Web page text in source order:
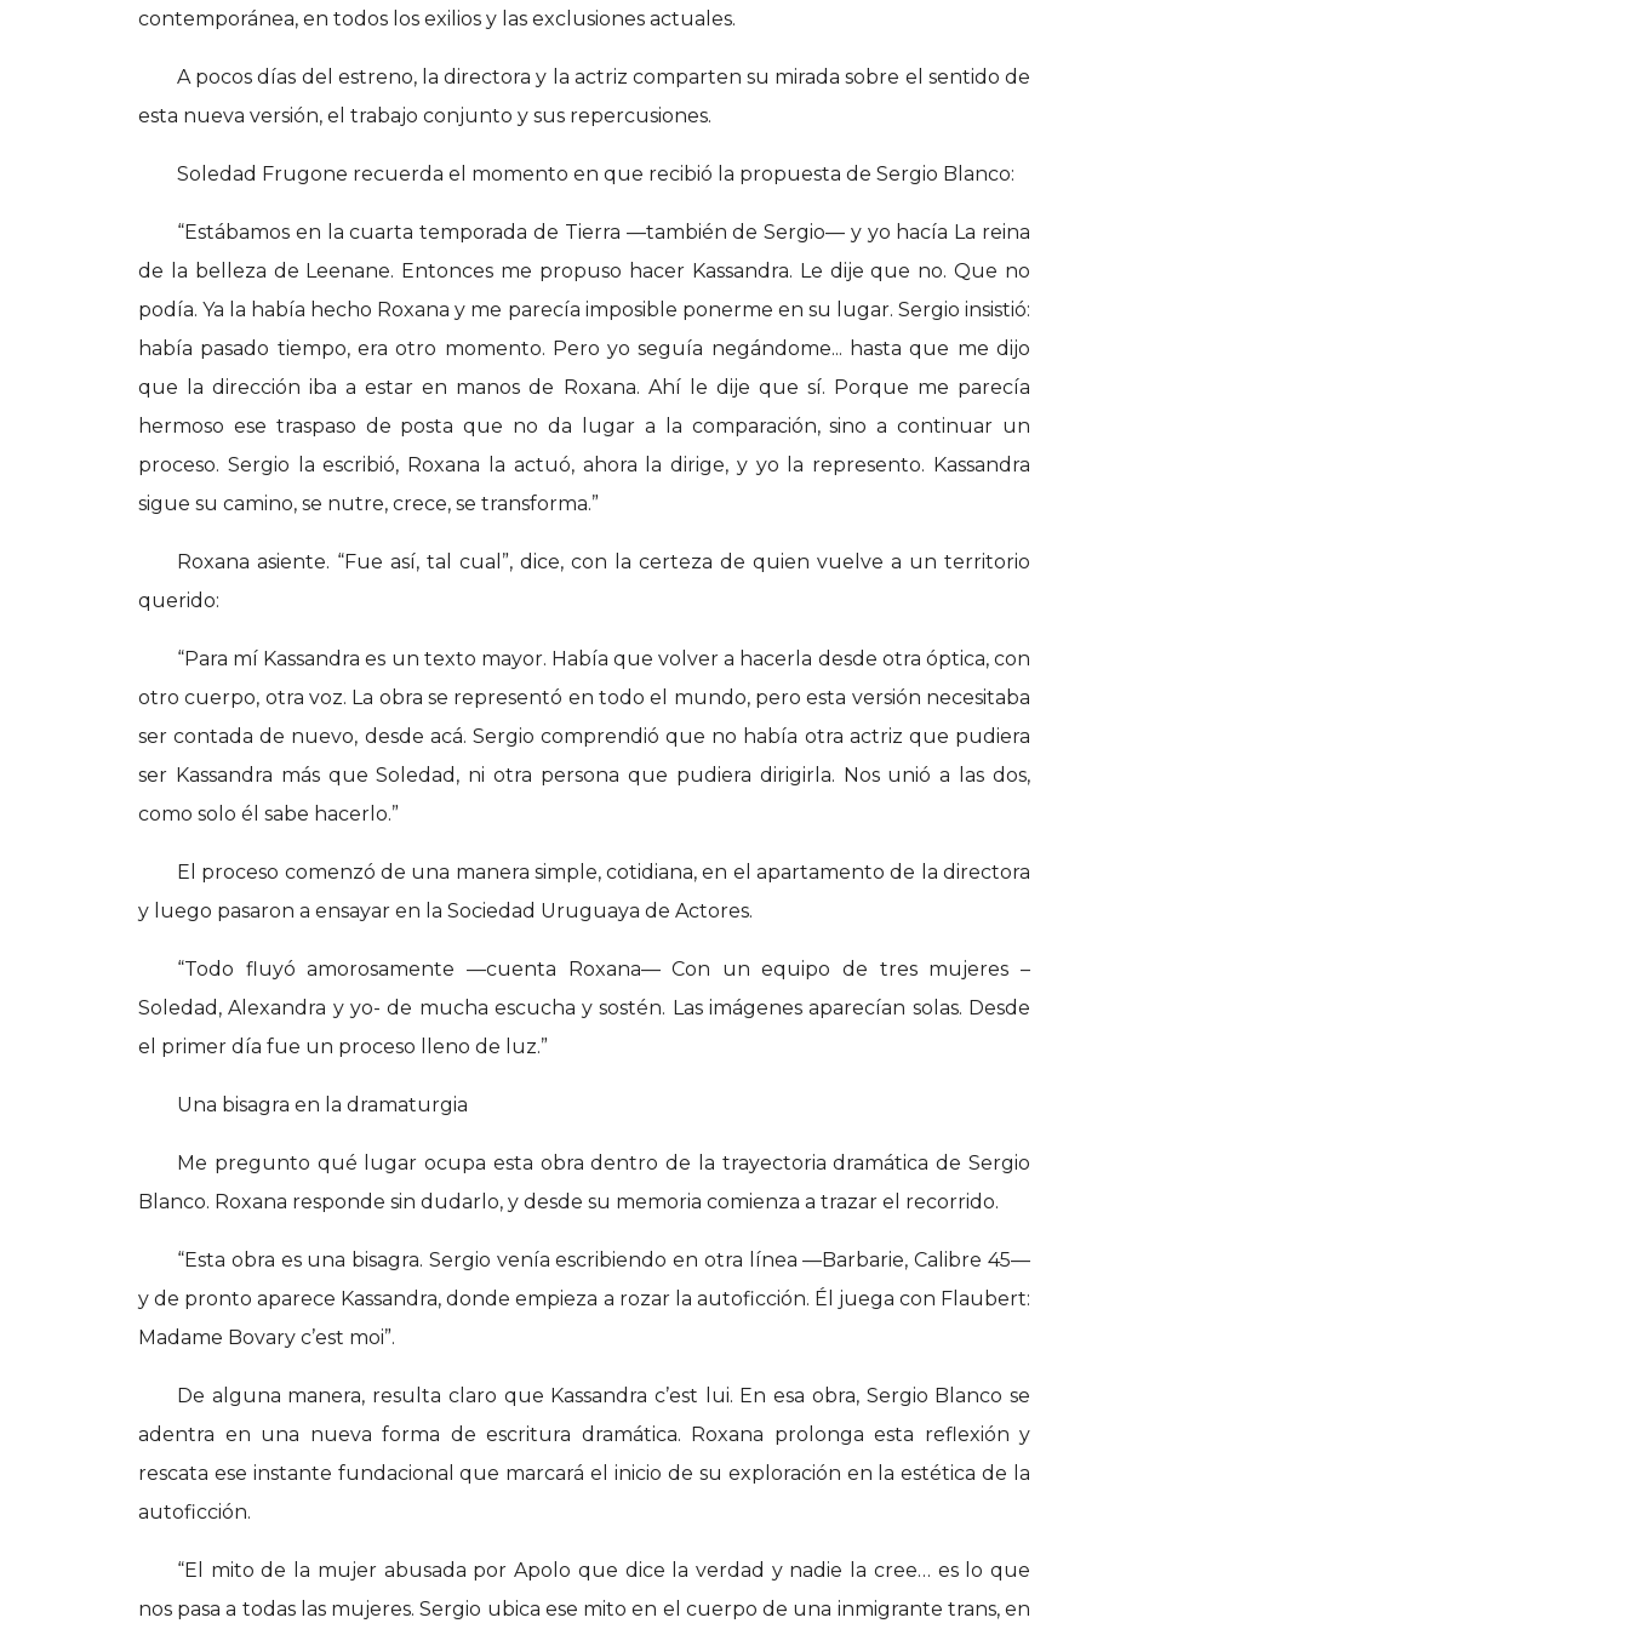
contemporánea, en todos los exilios y las exclusiones actuales.
A pocos días del estreno, la directora y la actriz comparten su mirada sobre el sentido de
esta nueva versión, el trabajo conjunto y sus repercusiones.
Soledad Frugone recuerda el momento en que recibió la propuesta de Sergio Blanco:
“Estábamos en la cuarta temporada de Tierra —también de Sergio— y yo hacía La reina
de la belleza de Leenane. Entonces me propuso hacer Kassandra. Le dije que no. Que no
podía. Ya la había hecho Roxana y me parecía imposible ponerme en su lugar. Sergio insistió:
había pasado tiempo, era otro momento. Pero yo seguía negándome... hasta que me dijo
que la dirección iba a estar en manos de Roxana. Ahí le dije que sí. Porque me parecía
hermoso ese traspaso de posta que no da lugar a la comparación, sino a continuar un
proceso. Sergio la escribió, Roxana la actuó, ahora la dirige, y yo la represento. Kassandra
sigue su camino, se nutre, crece, se transforma.”
Roxana asiente. “Fue así, tal cual”, dice, con la certeza de quien vuelve a un territorio
querido:
“Para mí Kassandra es un texto mayor. Había que volver a hacerla desde otra óptica, con
otro cuerpo, otra voz. La obra se representó en todo el mundo, pero esta versión necesitaba
ser contada de nuevo, desde acá. Sergio comprendió que no había otra actriz que pudiera
ser Kassandra más que Soledad, ni otra persona que pudiera dirigirla. Nos unió a las dos,
como solo él sabe hacerlo.”
El proceso comenzó de una manera simple, cotidiana, en el apartamento de la directora
y luego pasaron a ensayar en la Sociedad Uruguaya de Actores.
“Todo fluyó amorosamente —cuenta Roxana— Con un equipo de tres mujeres –
Soledad, Alexandra y yo- de mucha escucha y sostén. Las imágenes aparecían solas. Desde
el primer día fue un proceso lleno de luz.”
Una bisagra en la dramaturgia
Me pregunto qué lugar ocupa esta obra dentro de la trayectoria dramática de Sergio
Blanco. Roxana responde sin dudarlo, y desde su memoria comienza a trazar el recorrido.
“Esta obra es una bisagra. Sergio venía escribiendo en otra línea —Barbarie, Calibre 45—
y de pronto aparece Kassandra, donde empieza a rozar la autoficción. Él juega con Flaubert:
Madame Bovary c’est moi”.
De alguna manera, resulta claro que Kassandra c’est lui. En esa obra, Sergio Blanco se
adentra en una nueva forma de escritura dramática. Roxana prolonga esta reflexión y
rescata ese instante fundacional que marcará el inicio de su exploración en la estética de la
autoficción.
“El mito de la mujer abusada por Apolo que dice la verdad y nadie la cree… es lo que
nos pasa a todas las mujeres. Sergio ubica ese mito en el cuerpo de una inmigrante trans, en